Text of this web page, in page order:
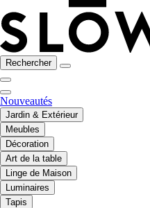
Rechercher
Nouveautés
Jardin & Extérieur
Meubles
Décoration
Art de la table
Linge de Maison
Luminaires
Tapis